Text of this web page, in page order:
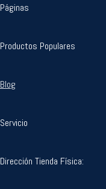
Páginas
Productos Populares
Blog
Servicio
Dirección Tienda Física: